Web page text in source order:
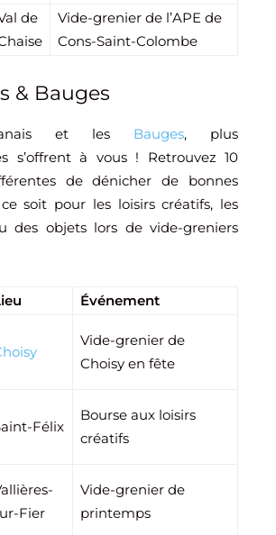
de
Vide-grenier de l’APE de
Cons-Saint-Colombe
& Bauges
et les Bauges, plus
s’offrent à vous ! Retrouvez 10
de dénicher de bonnes
soit pour les loisirs créatifs, les
des objets lors de vide-greniers
Événement
Vide-grenier de
Choisy en fête
Félix
Bourse aux loisirs
créatifs
Fier
Vide-grenier de
printemps